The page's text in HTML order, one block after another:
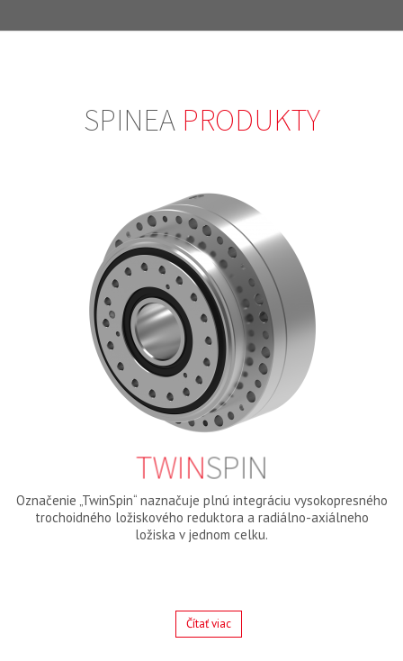
SPINEA PRODUKTY
TWINSPIN
Označenie „TwinSpin“ naznačuje plnú integráciu vysokopresného
trochoidného ložiskového reduktora a radiálno-axiálneho
ložiska v jednom celku.
Čítať viac